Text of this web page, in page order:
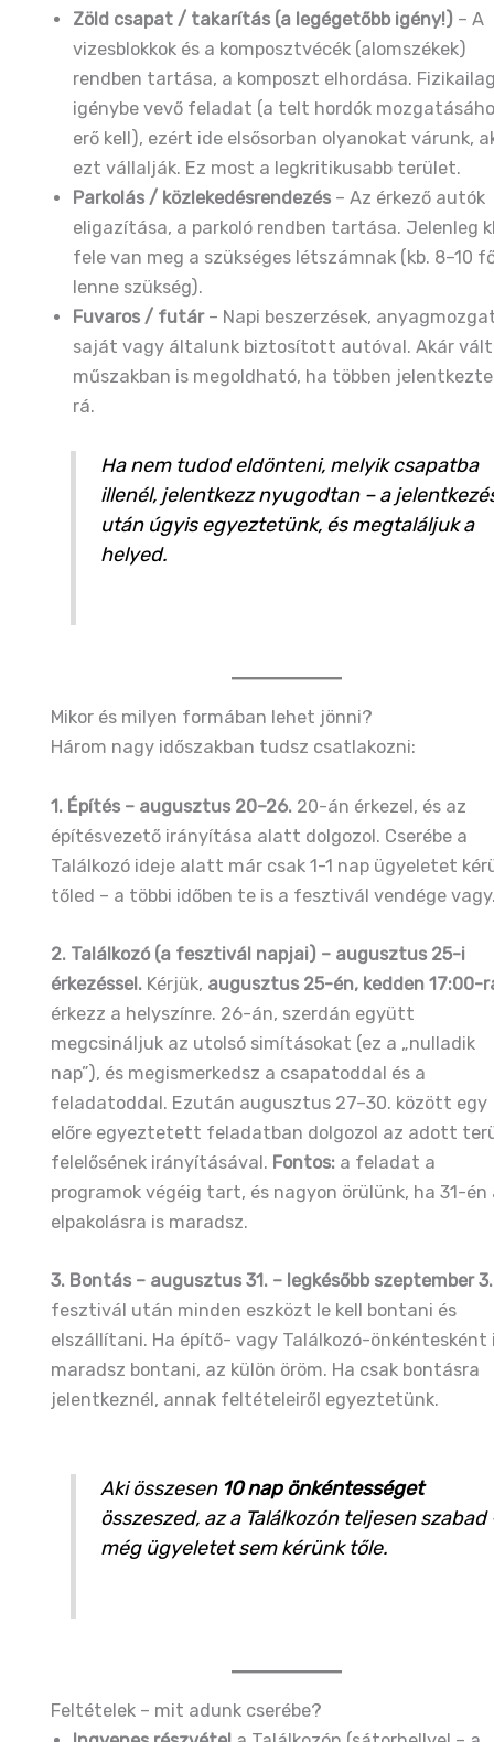
Zöld csapat / takarítás (a legégetőbb igény!) – A
vizesblokkok és a komposztvécék (alomszékek)
rendben tartása, a komposzt elhordása.
igénybe vevő feladat (a telt hordók
erő kell), ezért ide elsősorban olyanokat várunk,
ezt vállalják. Ez most a legkritikusabb terület.
Parkolás / közlekedésrendezés – Az érkező autók
eligazítása, a parkoló rendben tartása. Jelenleg
fele van meg a szükséges létszámnak (kb. 8–10
lenne szükség).
Fuvaros / futár– Napi beszerzések,
saját vagy általunk biztosított autóval. Akár
műszakban is megoldható, ha többen
rá.
Ha nem tudod eldönteni, melyik csapatba
illenél, jelentkezz nyugodtan – a
után úgyis egyeztetünk, és megtaláljuk a
helyed.
Mikor és milyen formában lehet jönni?
Három nagy időszakban tudsz csatlakozni:
1. Építés – augusztus 20–26. 20-án érkezel, és az
építésvezető irányítása alatt dolgozol. Cserébe a
Találkozó ideje alatt már csak 1-1 nap ügyeletet
tőled – a többi időben te is a fesztivál vendége
2. Találkozó (a fesztivál napjai) – augusztus 25-i
érkezéssel. Kérjük, augusztus 25-én, kedden 17:00-
érkezz a helyszínre. 26-án, szerdán együtt
megcsináljuk az utolsó simításokat (ez a „nulladik
nap”), és megismerkedsz a csapatoddal és a
feladatoddal. Ezután augusztus 27–30. között egy
előre egyeztetett feladatban dolgozol az adott
felelősének irányításával. Fontos: a feladat a
programok végéig tart, és nagyon örülünk, ha 31-én
elpakolásra is maradsz.
3. Bontás – augusztus 31. – legkésőbb szeptember 3.
fesztivál után minden eszközt le kell bontani és
elszállítani. Ha építő- vagy Találkozó-önkéntesként
maradsz bontani, az külön öröm. Ha csak bontásra
jelentkeznél, annak feltételeiről egyeztetünk.
Aki összesen 10 nap önkéntességet
összeszed, az a Találkozón teljesen szabad
még ügyeletet sem kérünk tőle.
Feltételek – mit adunk cserébe?